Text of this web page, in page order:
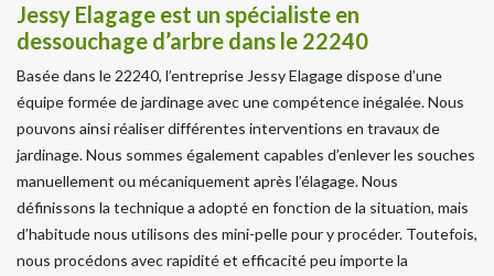
Jessy Elagage est un spécialiste en
dessouchage d’arbre dans le 22240
Basée dans le 22240, l’entreprise Jessy Elagage dispose d’une
équipe formée de jardinage avec une compétence inégalée. Nous
pouvons ainsi réaliser différentes interventions en travaux de
jardinage. Nous sommes également capables d’enlever les souches
manuellement ou mécaniquement après l’élagage. Nous
définissons la technique a adopté en fonction de la situation, mais
d’habitude nous utilisons des mini-pelle pour y procéder. Toutefois,
nous procédons avec rapidité et efficacité peu importe la